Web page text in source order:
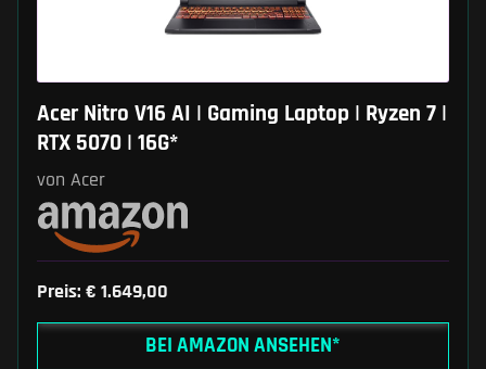
Acer Nitro V16 AI | Gaming Laptop | Ryzen 7 |
RTX 5070 | 16G*
von Acer
Preis: € 1.649,00
BEI AMAZON ANSEHEN*